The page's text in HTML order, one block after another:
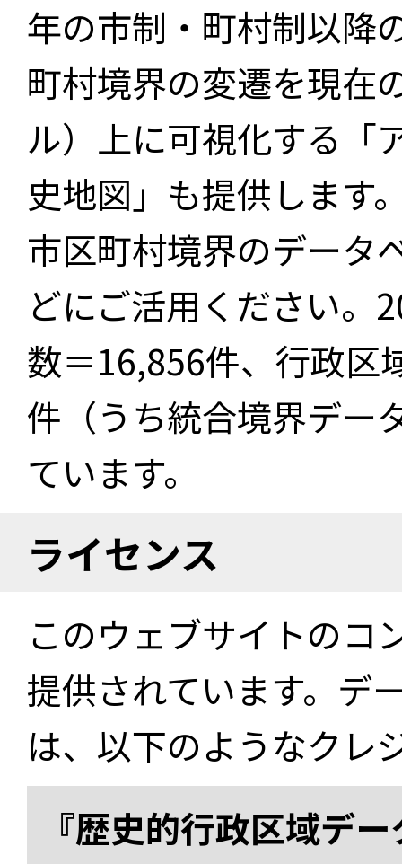
年の市制・町村制以降
町村境界の変遷を現在
ル）上に可視化する「
史地図」も提供します
市区町村境界のデータ
どにご活用ください。
数＝16,856件、行政区
件（うち統合境界デー
ています。
ライセンス
このウェブサイトのコ
提供されています。デ
は、以下のようなクレ
『歴史的行政区域デ